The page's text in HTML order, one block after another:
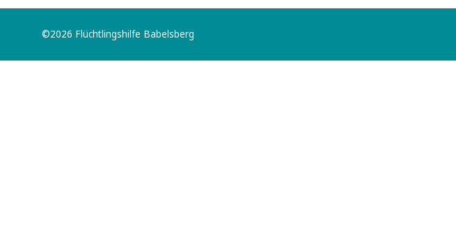
©2026 Flüchtlingshilfe Babelsberg